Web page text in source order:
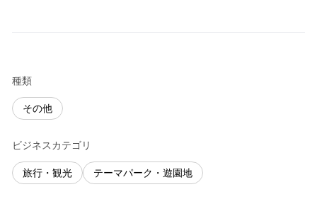
種類
その他
ビジネスカテゴリ
旅行・観光 テーマパーク・遊園地